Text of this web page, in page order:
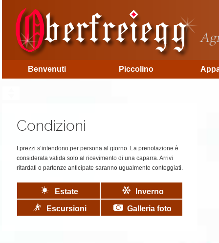
Benvenuti Piccolino
Condizioni
I prezzi s’intendono per persona al giorno. La prenotazione è
considerata valida solo al ricevimento di una caparra. Arrivi
ritardati o partenze anticipate saranno ugualmente conteggiati.
Estate Inverno
Escursioni Galleria foto